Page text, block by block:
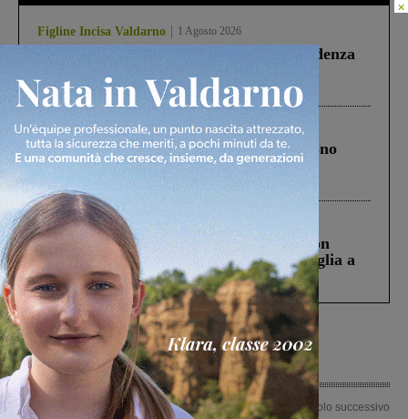
Figline Incisa Valdarno 1 Agosto 2026
Piscina di Figline finanziata oltre la scadenza
Pnrr, il gruppo di Fratelli d’Italia: “Un
ringraziamento al Governo”
Cronaca 4 Agosto 2026
Un anno fa la strage in A1 in cui morirono
Gianni, Giulia e Franco. Lo schianto, il
processo, lo stop ai sorpassi fra tir....
Cronaca 3 Agosto 2026
Scomparso da una struttura di Castiglion
Fiorentino l’uomo che aveva ucciso la figlia a
Levane nel 2020
Articolo precedente
Articolo successivo
×